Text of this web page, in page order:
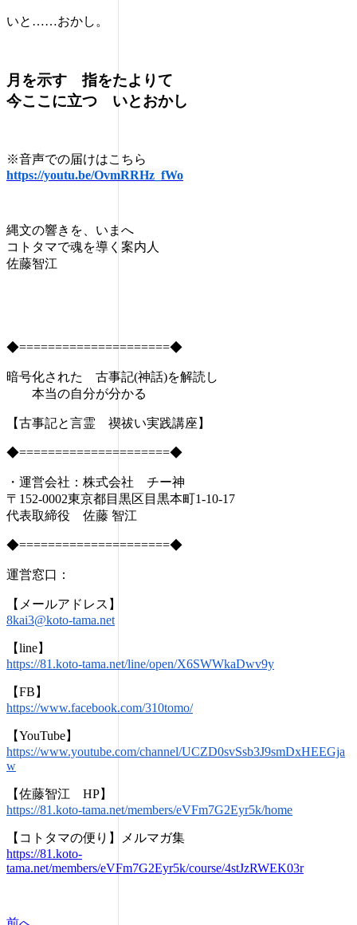
いと……おかし。
月を示す 指をたよりて
今ここに立つ いとおかし
※音声での届けはこちら
https://youtu.be/OvmRRHz_fWo
縄文の響きを、いまへ
コトタマで魂を導く案内人
佐藤智江
◆=====================◆
暗号化された 古事記(神話)を解読し
本当の自分が分かる
【古事記と言霊 禊祓い実践講座】
◆=====================◆
・運営会社：株式会社 チー神
〒152-0002東京都目黒区目黒本町1-10-17
代表取締役 佐藤 智江
◆=====================◆
運営窓口：
【メールアドレス】
8kai3@koto-tama.net
【line】
https://81.koto-tama.net/line/open/X6SWWkaDwv9y
【FB】
https://www.facebook.com/310tomo/
【YouTube】
https://www.youtube.com/channel/UCZD0svSsb3J9smDxHEEGja
w
【佐藤智江 HP】
https://81.koto-tama.net/members/eVFm7G2Eyr5k/home
【コトタマの便り】
メルマガ集
https://81.koto-
tama.net/members/eVFm7G2Eyr5k/course/4stJzRWEK03r